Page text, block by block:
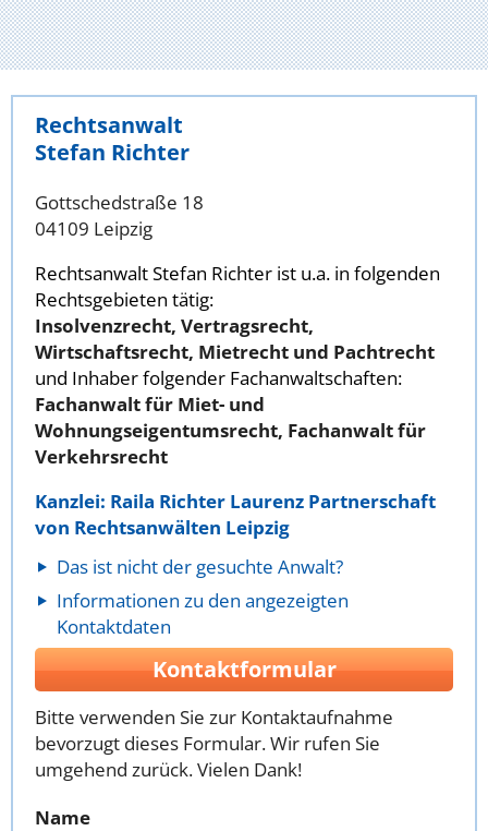
Rechtsanwalt
Stefan Richter
Gottschedstraße 18
04109 Leipzig
Rechtsanwalt Stefan Richter ist u.a. in folgenden
Rechtsgebieten tätig:
Insolvenzrecht, Vertragsrecht,
Wirtschaftsrecht, Mietrecht und Pachtrecht
und Inhaber folgender Fachanwaltschaften:
Fachanwalt für Miet- und
Wohnungseigentumsrecht, Fachanwalt für
Verkehrsrecht
Kanzlei: Raila Richter Laurenz Partnerschaft
von Rechtsanwälten Leipzig
Das ist nicht der gesuchte Anwalt?
Informationen zu den angezeigten
Kontaktdaten
Kontaktformular
Bitte verwenden Sie zur Kontaktaufnahme
bevorzugt dieses Formular. Wir rufen Sie
umgehend zurück. Vielen Dank!
Name